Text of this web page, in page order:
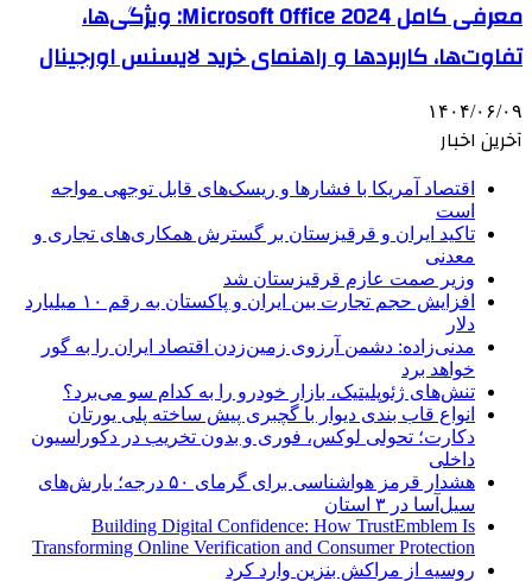
معرفی کامل Microsoft Office 2024: ویژگی‌ها،
تفاوت‌ها، کاربردها و راهنمای خرید لایسنس اورجینال
۱۴۰۴/۰۶/۰۹
آخرین اخبار
اقتصاد آمریکا با فشارها و ریسک‌های قابل توجهی مواجه
است
تاکید ایران و قرقیزستان بر گسترش همکاری‌های تجاری و
معدنی
وزیر صمت عازم قرقیزستان شد
افزایش حجم تجارت بین ایران و پاکستان به رقم ۱۰ میلیارد
دلار
مدنی‌زاده: دشمن آرزوی زمین‌زدن اقتصاد ایران را به گور
خواهد برد
تنش‌های ژئوپلیتیک، بازار خودرو را به کدام سو می‌برد؟
انواع قاب بندی دیوار با گچبری پیش ساخته پلی یورتان
دکارت؛ تحولی لوکس، فوری و بدون تخریب در دکوراسیون
داخلی
هشدار قرمز هواشناسی برای گرمای ۵۰ درجه؛ بارش‌های
سیل‌آسا در ۳ استان
Building Digital Confidence: How TrustEmblem Is
Transforming Online Verification and Consumer Protection
روسیه از مراکش بنزین وارد کرد